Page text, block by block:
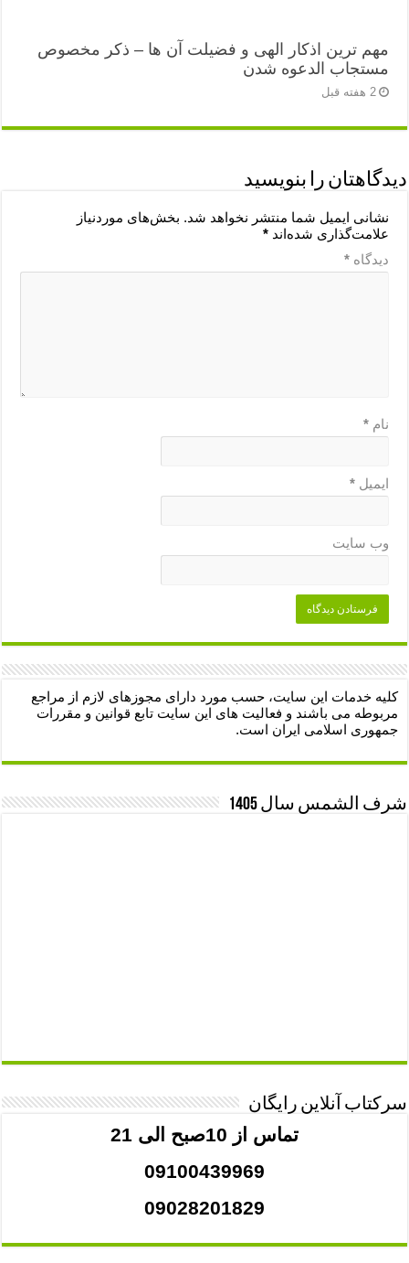
مهم ترین اذکار الهی و فضیلت آن ها – ذکر مخصوص
مستجاب الدعوه شدن
2 هفته قبل
دیدگاهتان را بنویسید
نشانی ایمیل شما منتشر نخواهد شد. بخش‌های موردنیاز
علامت‌گذاری شده‌اند*
دیدگاه*
نام*
ایمیل*
وب‌ سایت
کلیه خدمات این سایت، حسب مورد دارای مجوزهای لازم از مراجع
مربوطه می باشند و فعالیت های این سایت تابع قوانین و مقررات
جمهوری اسلامی ایران است.
شرف الشمس سال 1405
سرکتاب آنلاین رایگان
تماس از 10صبح الی 21
09100439969
09028201829